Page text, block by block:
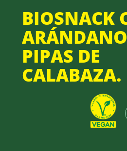
BIOSNACK
PIPAS DE
CALABAZA.